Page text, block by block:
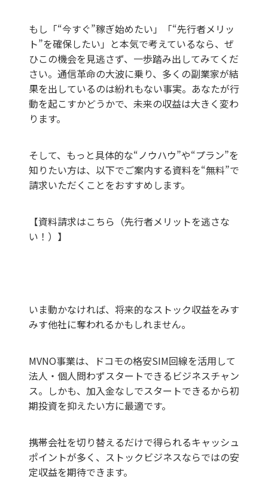
もし「“今すぐ”稼ぎ始めたい」「“先行者メリッ
ト”を確保したい」と本気で考えているなら、ぜ
ひこの機会を見逃さず、一歩踏み出してみてくだ
さい。通信革命の大波に乗り、多くの副業家が結
果を出しているのは紛れもない事実。あなたが行
動を起こすかどうかで、未来の収益は大きく変わ
ります。
そして、もっと具体的な“ノウハウ”や“プラン”を
知りたい方は、以下でご案内する資料を“無料”で
請求いただくことをおすすめします。
【資料請求はこちら（先行者メリットを逃さな
い！）】
いま動かなければ、将来的なストック収益をみす
みす他社に奪われるかもしれません。
MVNO事業は、ドコモの格安SIM回線を活用して
法人・個人問わずスタートできるビジネスチャン
ス。しかも、加入金なしでスタートできるから初
期投資を抑えたい方に最適です。
携帯会社を切り替えるだけで得られるキャッシュ
ポイントが多く、ストックビジネスならではの安
定収益を期待できます。